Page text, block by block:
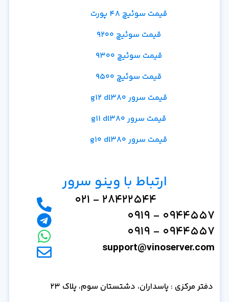
قیمت سوئیچ 48 پورت
قیمت سوئیچ 9200
قیمت سوئیچ 9300
قیمت سوئیچ 9500
قیمت سرور g12 dl380
قیمت سرور g11 dl380
قیمت سرور g10 dl380
ارتباط با وینو سرور
28422544 - 021
0944557 - 0919
0944557 - 0919
support@vinoserver.com
دفتر مرکزی : پاسداران، دشتستان سوم، پلاک 23